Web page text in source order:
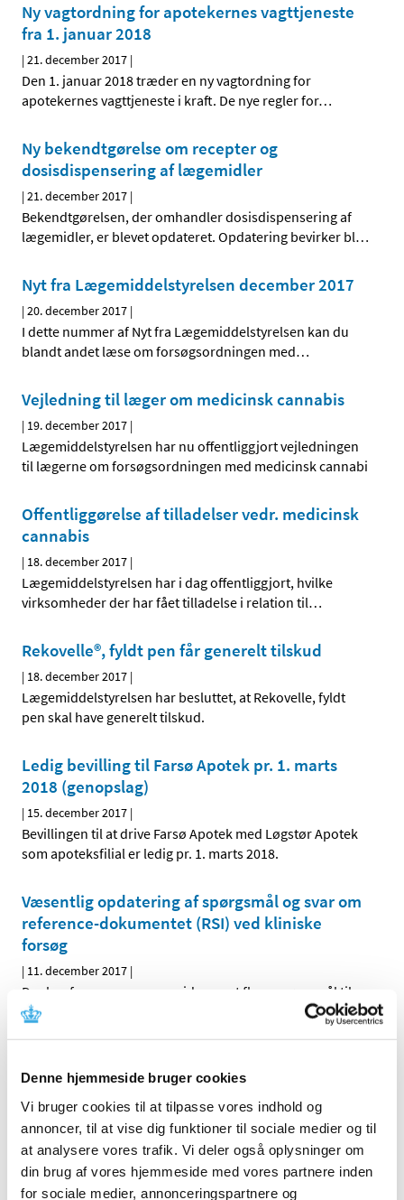
Denne hjemmeside bruger cookies
Vi bruger cookies til at tilpasse vores indhold og
annoncer, til at vise dig funktioner til sociale medier og til
at analysere vores trafik. Vi deler også oplysninger om
din brug af vores hjemmeside med vores partnere inden
for sociale medier, annonceringspartnere og
Ny vagtordning for apotekernes vagttjeneste
fra 1. januar 2018
|21. december 2017 |
Den 1. januar 2018 træder en ny vagtordning for
apotekernes vagttjeneste i kraft. De nye regler for…
Ny bekendtgørelse om recepter og
dosisdispensering af lægemidler
|21. december 2017 |
Bekendtgørelsen, der omhandler dosisdispensering af
lægemidler, er blevet opdateret. Opdatering bevirker bl…
Nyt fra Lægemiddelstyrelsen december 2017
|20. december 2017 |
I dette nummer af Nyt fra Lægemiddelstyrelsen kan du
blandt andet læse om forsøgsordningen med…
Vejledning til læger om medicinsk cannabis
| 19. december 2017 |
Lægemiddelstyrelsen har nu offentliggjort vejledningen
til lægerne om forsøgsordningen med medicinsk cannabi
Offentliggørelse af tilladelser vedr. medicinsk
cannabis
| 18. december 2017 |
Lægemiddelstyrelsen har i dag offentliggjort, hvilke
virksomheder der har fået tilladelse i relation til…
Rekovelle®, fyldt pen får generelt tilskud
| 18. december 2017 |
Lægemiddelstyrelsen har besluttet, at Rekovelle, fyldt
pen skal have generelt tilskud.
Ledig bevilling til Farsø Apotek pr. 1. marts
2018 (genopslag)
| 15. december 2017 |
Bevillingen til at drive Farsø Apotek med Løgstør Apotek
som apoteksfilial er ledig pr. 1. marts 2018.
Væsentlig opdatering af spørgsmål og svar om
reference-dokumentet (RSI) ved kliniske
forsøg
| 11. december 2017 |
Der har fra sponsorernes side været flere spørgsmål til
spørgsmål og svar dokumentet, og derfor har Clinical…
du har en bevilling af enkelttilskud
|11. december 2017|
Fra årsskiftet bliver tilskuddet til medicin med
enkelttilskud beregnet efter den billigste pris, som det…